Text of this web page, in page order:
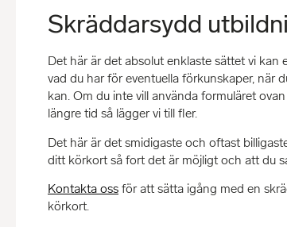
Skräddarsydd
Det här är det absolut enklaste sättet vi
vad du har för eventuella förkunskaper, när
kan. Om du inte vill använda formuläret
längre tid så lägger vi till fler.
Det här är det smidigaste och oftast
ditt körkort så fort det är möjligt och att du
Kontakta oss för att sätta igång med en
körkort.